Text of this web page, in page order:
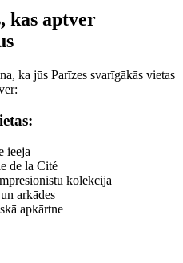
kas aptver
ka jūs Parīzes svarīgākās vietas
ieeja
de la Cité
kolekcija
arkādes
apkārtne